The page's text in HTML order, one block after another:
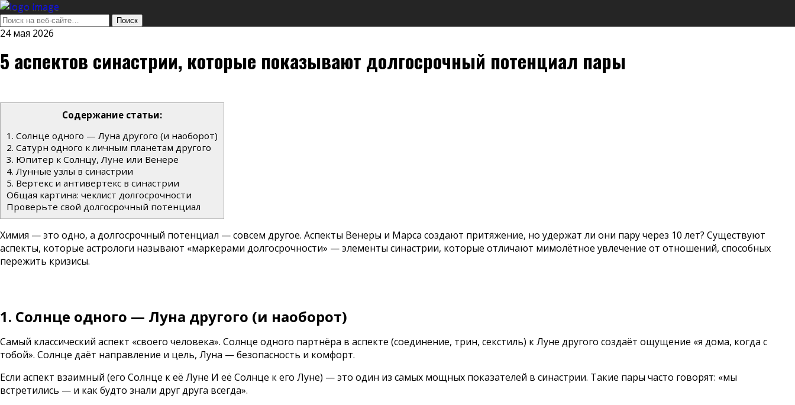
24 мая 2026
5 аспектов синастрии, которые показывают долгосрочный потенциал пары
Содержание статьи:
1. Солнце одного — Луна другого (и наоборот)
2. Сатурн одного к личным планетам другого
3. Юпитер к Солнцу, Луне или Венере
4. Лунные узлы в синастрии
5. Вертекс и антивертекс в синастрии
Общая картина: чеклист долгосрочности
Проверьте свой долгосрочный потенциал
Химия — это одно, а долгосрочный потенциал — совсем другое. Аспекты Венеры и Марса создают притяжение, но удержат ли они пару через 10 лет? Существуют
аспекты, которые астрологи называют «маркерами долгосрочности» — элементы синастрии, которые отличают мимолётное увлечение от отношений, способных
пережить кризисы.
1. Солнце одного — Луна другого (и наоборот)
Самый классический аспект «своего человека». Солнце одного партнёра в аспекте (соединение, трин, секстиль) к Луне другого создаёт ощущение «я дома, когда с
тобой». Солнце даёт направление и цель, Луна — безопасность и комфорт.
Если аспект взаимный (его Солнце к её Луне И её Солнце к его Луне) — это один из самых мощных показателей в синастрии. Такие пары часто говорят: «мы
встретились — и как будто знали друг друга всегда».